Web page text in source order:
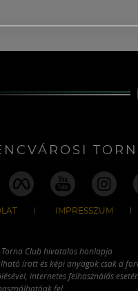
IMPRESSZUM
Torna Club hivatalos honlapja
írott és képi anyagok csak a
internetes felhasználás
fel.